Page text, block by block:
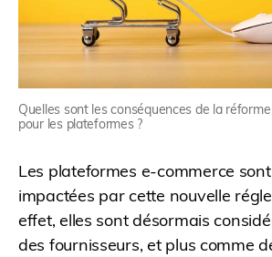
Quelles sont les conséquences de la
pour les plateformes ?
Les plateformes e-commerce
impactées par cette nouvelle
effet, elles sont désormais
des fournisseurs, et plus comme